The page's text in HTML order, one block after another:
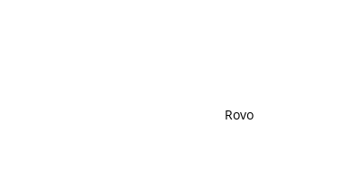
Rovo